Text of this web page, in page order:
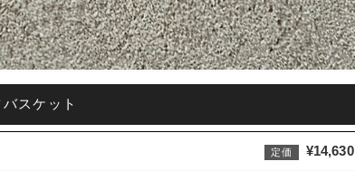
スケット
定価 ¥14,630